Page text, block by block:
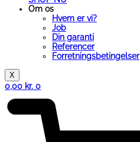
Om os
Hvem er vi?
Job
Din garanti
Referencer
Forretningsbetingelser
X
0,00 kr. 0